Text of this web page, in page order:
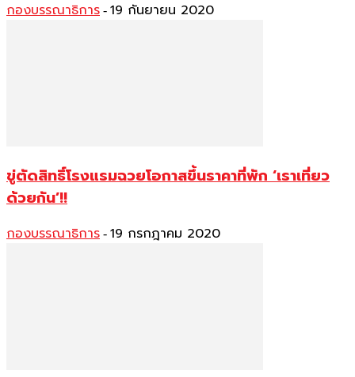
กองบรรณาธิการ - 19 กันยายน 2020
ขู่ตัดสิทธิ์โรงแรมฉวยโอกาสขึ้นราคาที่พัก ‘เราเที่ยว
ด้วยกัน’!!
กองบรรณาธิการ - 19 กรกฎาคม 2020